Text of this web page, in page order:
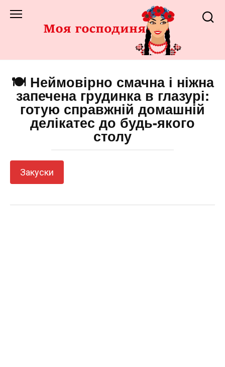
до
🍽️ Неймовірно смачна і ніжна
запечена грудинка в глазурі:
готую справжній домашній
делікатес до будь-якого
столу
Закуски